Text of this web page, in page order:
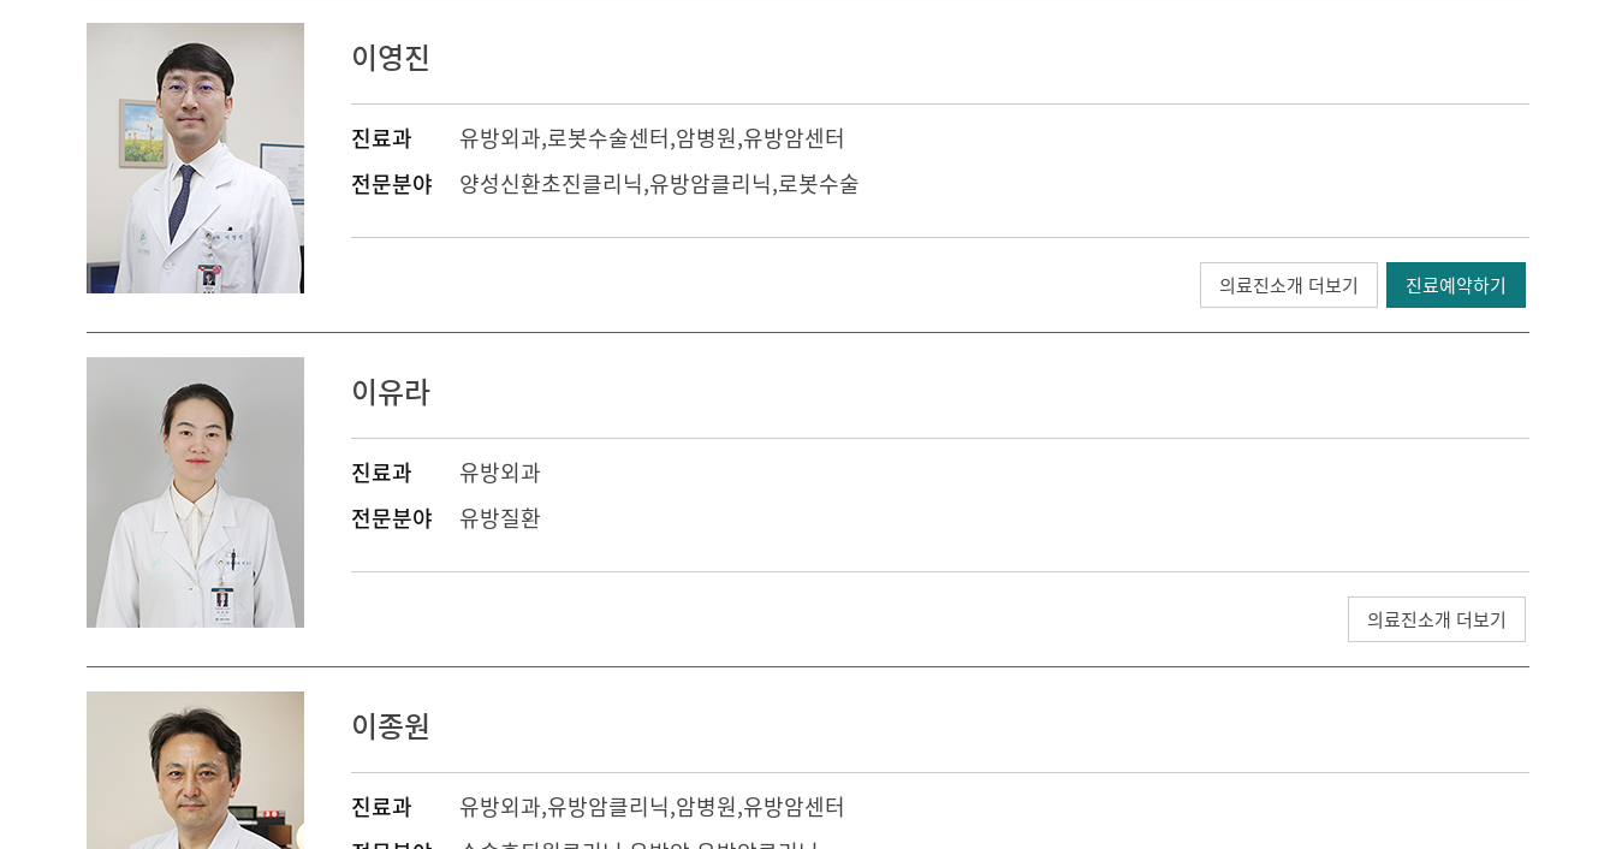
이영진
진료과 유방외과,로봇수술센터,암병원,유방암센터
전문분야
양성신환초진클리닉,유방암클리닉,로봇수술
의료진소개 더보기 진료예약하기
이유라
진료과
유방외과
전문분야
유방질환
의료진소개 더보기
이종원
진료과 유방외과,유방암클리닉,암병원,유방암센터